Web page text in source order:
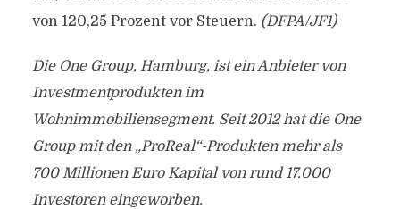
von 120,25 Prozent vor Steuern. (DFPA/JF1)
Die One Group, Hamburg, ist ein Anbieter von
Investmentprodukten im
Wohnimmobiliensegment. Seit 2012 hat die One
Group mit den „ProReal“-Produkten mehr als
700 Millionen Euro Kapital von rund 17.000
Investoren eingeworben.